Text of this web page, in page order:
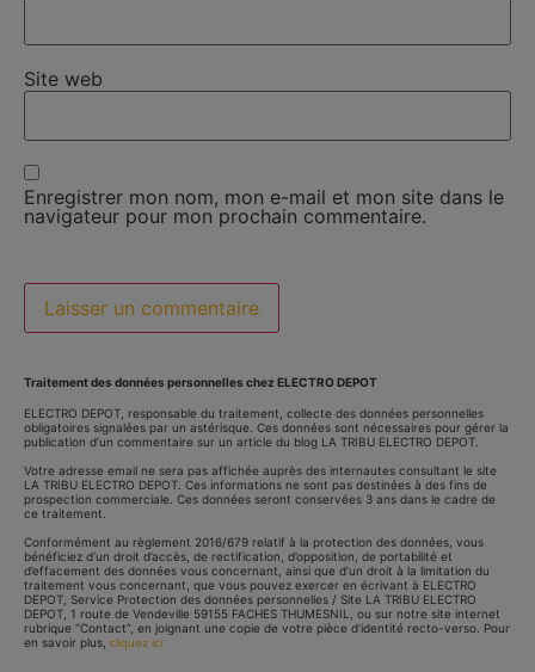
Site web
Enregistrer mon nom, mon e-mail et mon site dans le
navigateur pour mon prochain commentaire.
Traitement des données personnelles chez ELECTRO DEPOT
ELECTRO DEPOT, responsable du traitement, collecte des données personnelles
obligatoires signalées par un astérisque. Ces données sont nécessaires pour gérer la
publication d’un commentaire sur un article du blog LA TRIBU ELECTRO DEPOT.
Votre adresse email ne sera pas affichée auprès des internautes consultant le site
LA TRIBU ELECTRO DEPOT. Ces informations ne sont pas destinées à des fins de
prospection commerciale. Ces données seront conservées 3 ans dans le cadre de
ce traitement.
Conformément au règlement 2016/679 relatif à la protection des données, vous
bénéficiez d’un droit d’accès, de rectification, d’opposition, de portabilité et
d’effacement des données vous concernant, ainsi que d’un droit à la limitation du
traitement vous concernant, que vous pouvez exercer en écrivant à ELECTRO
DEPOT, Service Protection des données personnelles / Site LA TRIBU ELECTRO
DEPOT, 1 route de Vendeville 59155 FACHES THUMESNIL, ou sur notre site internet
rubrique “Contact”, en joignant une copie de votre pièce d’identité recto-verso. Pour
en savoir plus, cliquez ici